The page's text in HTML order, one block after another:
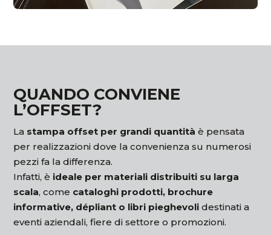
QUANDO CONVIENE
L’OFFSET?
La stampa offset per grandi quantità è pensata
per realizzazioni dove la convenienza su numerosi
pezzi fa la differenza.
Infatti, è ideale per materiali distribuiti su larga
scala, come cataloghi prodotti, brochure
informative, dépliant o libri pieghevolidestinati a
eventi aziendali, fiere di settore o promozioni.